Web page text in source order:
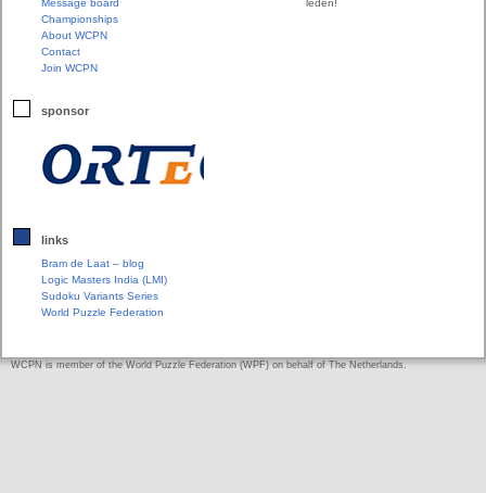
Message board
Championships
About WCPN
Contact
Join WCPN
sponsor
links
Bram de Laat – blog
Logic Masters India (LMI)
Sudoku Variants Series
World Puzzle Federation
leden!
WCPN is member of the World Puzzle Federation (WPF) on behalf of The Netherlands.